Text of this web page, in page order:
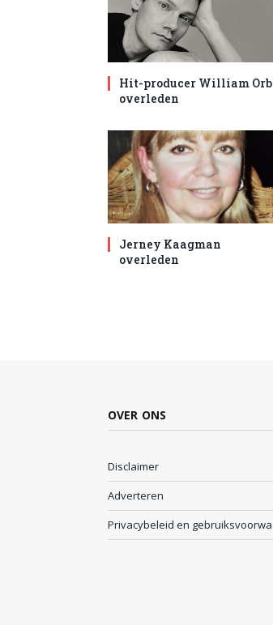
Hit-producer William
overleden
Jerney Kaagman
overleden
OVER ONS
Disclaimer
Adverteren
Privacybeleid en